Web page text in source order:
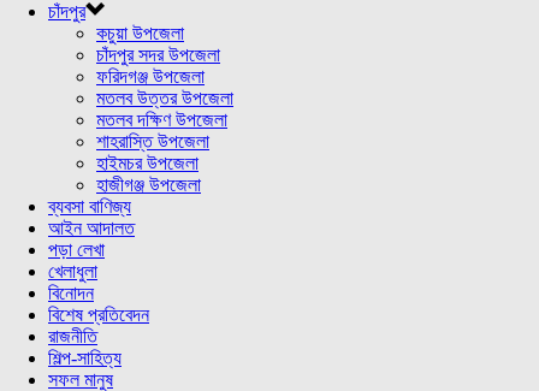
চাঁদপুর
কচুয়া উপজেলা
চাঁদপুর সদর উপজেলা
ফরিদগঞ্জ উপজেলা
মতলব উত্তর উপজেলা
মতলব দক্ষিণ উপজেলা
শাহরাস্তি উপজেলা
হাইমচর উপজেলা
হাজীগঞ্জ উপজেলা
ব্যবসা বাণিজ্য
আইন আদালত
পড়া লেখা
খেলাধুলা
বিনোদন
বিশেষ প্রতিবেদন
রাজনীতি
শিল্প-সাহিত্য
সফল মানুষ